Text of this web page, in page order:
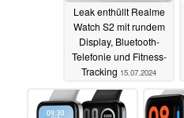
Leak enthüllt Realme
Watch S2 mit rundem
Display, Bluetooth-
Telefonie und Fitness-
Tracking 15.07.2024